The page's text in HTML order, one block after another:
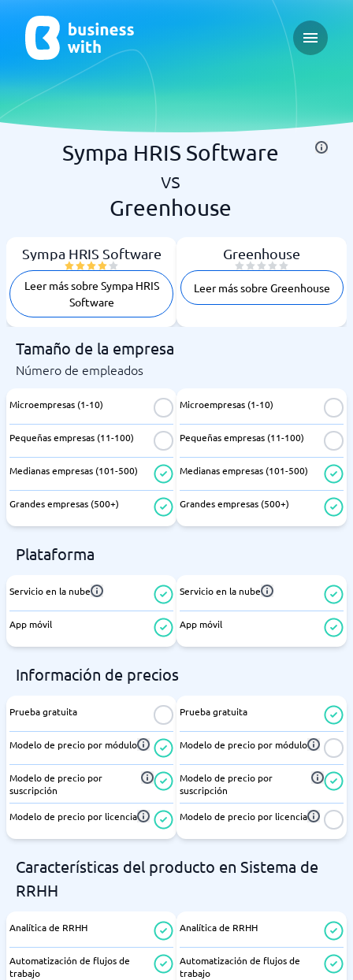
Open
Sympa HRIS Software
vs
Greenhouse
Sympa HRIS Software
Leer más sobre Sympa HRIS
Software
Greenhouse
Leer más sobre Greenhouse
Tamaño de la empresa
Número de empleados
Microempresas (1-10)
Pequeñas empresas (11-100)
Medianas empresas (101-500)
Grandes empresas (500+)
Microempresas (1-10)
Pequeñas empresas (11-100)
Medianas empresas (101-500)
Grandes empresas (500+)
Plataforma
Servicio en la nube
App móvil
Servicio en la nube
App móvil
Información de precios
Prueba gratuita
Modelo de precio por módulo
Modelo de precio por
suscripción
Modelo de precio por licencia
Prueba gratuita
Modelo de precio por módulo
Modelo de precio por
suscripción
Modelo de precio por licencia
Características del producto en Sistema de
RRHH
Analítica de RRHH
Automatización de flujos de
trabajo
Analítica de RRHH
Automatización de flujos de
trabajo